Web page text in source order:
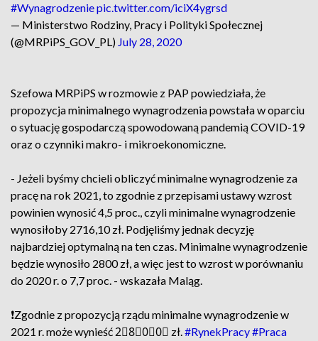
#Wynagrodzeniepic.twitter.com/iciX4ygrsd
— Ministerstwo Rodziny, Pracy i Polityki Społecznej
(@MRPiPS_GOV_PL) July 28, 2020
Szefowa MRPiPS w rozmowie z PAP powiedziała, że
propozycja minimalnego wynagrodzenia powstała w oparciu
o sytuację gospodarczą spowodowaną pandemią COVID-19
oraz o czynniki makro- i mikroekonomiczne.
- Jeżeli byśmy chcieli obliczyć minimalne wynagrodzenie za
pracę na rok 2021, to zgodnie z przepisami ustawy wzrost
powinien wynosić 4,5 proc., czyli minimalne wynagrodzenie
wynosiłoby 2716,10 zł. Podjęliśmy jednak decyzję
najbardziej optymalną na ten czas. Minimalne wynagrodzenie
będzie wynosiło 2800 zł, a więc jest to wzrost w porównaniu
do 2020 r. o 7,7 proc. - wskazała Maląg.
❗️Zgodnie z propozycją rządu minimalne wynagrodzenie w
2021 r. może wynieść 2⃣8⃣0⃣0⃣ zł.#RynekPracy#Praca